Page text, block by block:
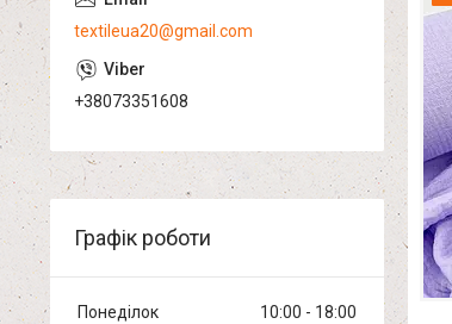
textileua20@gmail.com
+38073351608
Графік роботи
Понеділок 10:00
18:00